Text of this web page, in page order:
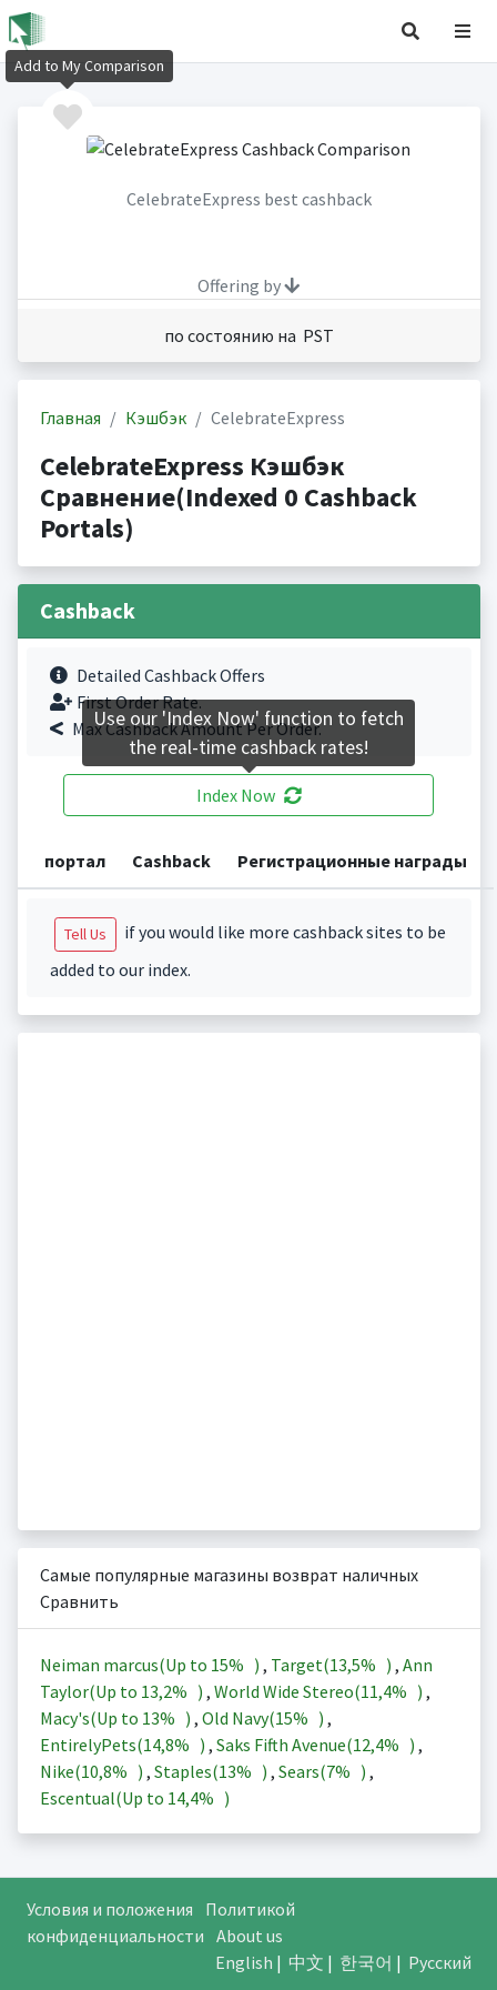
CelebrateExpress best cashback
Offering by
по состоянию на PST
Главная Кэшбэк CelebrateExpress
CelebrateExpress Кэшбэк
Сравнение(Indexed 0 Cashback
Portals)
Cashback
Detailed Cashback Offers
First Order Rate.
Max Cashback Amount Per Order.
Index Now
портал Cashback Регистрационные награды
Tell Us
if you would like more cashback sites to be
added to our index.
Самые популярные магазины возврат наличных
Сравнить
Neiman marcus(Up to 15% ) , Target(13,5% ) , Ann
Taylor(Up to 13,2% ) , World Wide Stereo(11,4% ) ,
Macy's(Up to 13% ) , Old Navy(15% ) ,
EntirelyPets(14,8% ) , Saks Fifth Avenue(12,4% ) ,
Nike(10,8% ) , Staples(13% ) , Sears(7% ) ,
Escentual(Up to 14,4% )
Условия и положения
Политикой
конфиденциальности About us
English | 中文 | 한국어 | Русский
Add to My Comparison
Use our 'Index Now' function to fetch
the real-time cashback rates!